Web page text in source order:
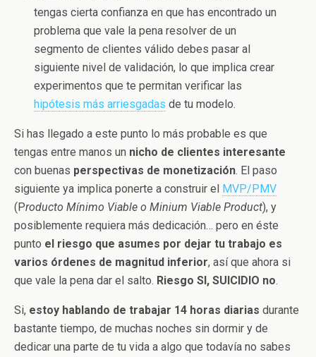
tengas cierta confianza en que has encontrado un
problema que vale la pena resolver de un
segmento de clientes válido debes pasar al
siguiente nivel de validación, lo que implica crear
experimentos que te permitan verificar las
hipótesis más arriesgadas de tu modelo.
Si has llegado a este punto lo más probable es que
tengas entre manos un nicho de clientes interesante
con buenas perspectivas de monetización. El paso
siguiente ya implica ponerte a construir el MVP/PMV
(Producto Mínimo Viable o Minium Viable Product), y
posiblemente requiera más dedicación… pero en éste
punto el riesgo que asumes por dejar tu trabajo es
varios órdenes de magnitud inferior, así que ahora si
que vale la pena dar el salto. Riesgo SI, SUICIDIO no.
Si, estoy hablando de trabajar 14 horas diarias durante
bastante tiempo, de muchas noches sin dormir y de
dedicar una parte de tu vida a algo que todavía no sabes